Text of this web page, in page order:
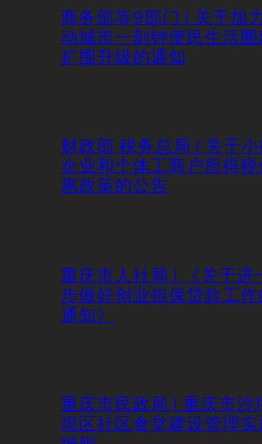
商务部等9部门 | 关于加
动城市一刻钟便民生活圈
扩围升级的通知
财政部 税务总局 | 关于
企业和个体工商户所得税
惠政策的公告
重庆市人社局 | 《关于进
步做好创业担保贷款工作
通知》
重庆市民政局 | 重庆市沙
坝区社区食堂建设管理实